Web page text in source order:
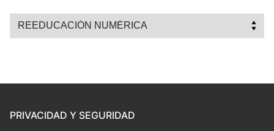
Selecciona
programa
PRIVACIDAD Y SEGURIDAD